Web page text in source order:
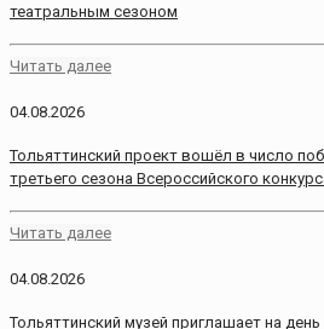
театральным сезоном
Читать далее
04.08.2026
Тольяттинский проект вошёл в число
третьего сезона Всероссийского
Читать далее
04.08.2026
Тольяттинский музей приглашает на